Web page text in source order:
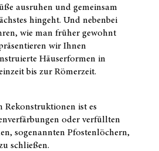
ausruhen und gemeinsam
hingeht. Und nebenbei
wie man früher gewohnt
wir Ihnen
Häuserformen in
bis zur Römerzeit.
Rekonstruktionen ist es
oder verfüllten
sogenannten Pfostenlöchern,
schließen.